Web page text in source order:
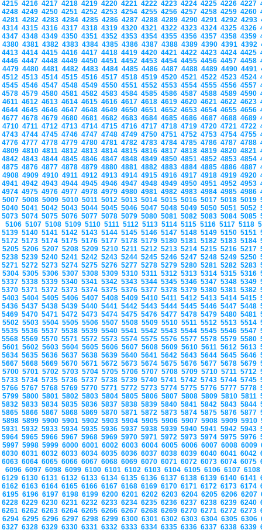
4215 4216 4217 4218 4219 4220 4221 4222 4223 4224 4225 4226 4227
4248 4249 4250 4251 4252 4253 4254 4255 4256 4257 4258 4259 4260
4281 4282 4283 4284 4285 4286 4287 4288 4289 4290 4291 4292 4293
4314 4315 4316 4317 4318 4319 4320 4321 4322 4323 4324 4325 4326
4347 4348 4349 4350 4351 4352 4353 4354 4355 4356 4357 4358 4359
4380 4381 4382 4383 4384 4385 4386 4387 4388 4389 4390 4391 4392
4413 4414 4415 4416 4417 4418 4419 4420 4421 4422 4423 4424 4425
4446 4447 4448 4449 4450 4451 4452 4453 4454 4455 4456 4457 4458
4479 4480 4481 4482 4483 4484 4485 4486 4487 4488 4489 4490 4491
4512 4513 4514 4515 4516 4517 4518 4519 4520 4521 4522 4523 4524
4545 4546 4547 4548 4549 4550 4551 4552 4553 4554 4555 4556 4557
4578 4579 4580 4581 4582 4583 4584 4585 4586 4587 4588 4589 4590
4611 4612 4613 4614 4615 4616 4617 4618 4619 4620 4621 4622 4623
4644 4645 4646 4647 4648 4649 4650 4651 4652 4653 4654 4655 4656
4677 4678 4679 4680 4681 4682 4683 4684 4685 4686 4687 4688 4689
4710 4711 4712 4713 4714 4715 4716 4717 4718 4719 4720 4721 4722
4743 4744 4745 4746 4747 4748 4749 4750 4751 4752 4753 4754 4755
4776 4777 4778 4779 4780 4781 4782 4783 4784 4785 4786 4787 4788
4809 4810 4811 4812 4813 4814 4815 4816 4817 4818 4819 4820 4821
4842 4843 4844 4845 4846 4847 4848 4849 4850 4851 4852 4853 4854
4875 4876 4877 4878 4879 4880 4881 4882 4883 4884 4885 4886 4887
4908 4909 4910 4911 4912 4913 4914 4915 4916 4917 4918 4919 4920
4941 4942 4943 4944 4945 4946 4947 4948 4949 4950 4951 4952 4953
4974 4975 4976 4977 4978 4979 4980 4981 4982 4983 4984 4985 4986
5007 5008 5009 5010 5011 5012 5013 5014 5015 5016 5017 5018 5019
5040 5041 5042 5043 5044 5045 5046 5047 5048 5049 5050 5051 5052
5073 5074 5075 5076 5077 5078 5079 5080 5081 5082 5083 5084 5085
5106 5107 5108 5109 5110 5111 5112 5113 5114 5115 5116 5117 5118
5139 5140 5141 5142 5143 5144 5145 5146 5147 5148 5149 5150 5151
5172 5173 5174 5175 5176 5177 5178 5179 5180 5181 5182 5183 5184
5205 5206 5207 5208 5209 5210 5211 5212 5213 5214 5215 5216 5217
5238 5239 5240 5241 5242 5243 5244 5245 5246 5247 5248 5249 5250
5271 5272 5273 5274 5275 5276 5277 5278 5279 5280 5281 5282 5283
5304 5305 5306 5307 5308 5309 5310 5311 5312 5313 5314 5315 5316
5337 5338 5339 5340 5341 5342 5343 5344 5345 5346 5347 5348 5349
5370 5371 5372 5373 5374 5375 5376 5377 5378 5379 5380 5381 5382
5403 5404 5405 5406 5407 5408 5409 5410 5411 5412 5413 5414 5415
5436 5437 5438 5439 5440 5441 5442 5443 5444 5445 5446 5447 5448
5469 5470 5471 5472 5473 5474 5475 5476 5477 5478 5479 5480 5481
5502 5503 5504 5505 5506 5507 5508 5509 5510 5511 5512 5513 5514
5535 5536 5537 5538 5539 5540 5541 5542 5543 5544 5545 5546 5547
5568 5569 5570 5571 5572 5573 5574 5575 5576 5577 5578 5579 5580
5601 5602 5603 5604 5605 5606 5607 5608 5609 5610 5611 5612 5613
5634 5635 5636 5637 5638 5639 5640 5641 5642 5643 5644 5645 5646
5667 5668 5669 5670 5671 5672 5673 5674 5675 5676 5677 5678 5679
5700 5701 5702 5703 5704 5705 5706 5707 5708 5709 5710 5711 5712
5733 5734 5735 5736 5737 5738 5739 5740 5741 5742 5743 5744 5745
5766 5767 5768 5769 5770 5771 5772 5773 5774 5775 5776 5777 5778
5799 5800 5801 5802 5803 5804 5805 5806 5807 5808 5809 5810 5811
5832 5833 5834 5835 5836 5837 5838 5839 5840 5841 5842 5843 5844
5865 5866 5867 5868 5869 5870 5871 5872 5873 5874 5875 5876 5877
5898 5899 5900 5901 5902 5903 5904 5905 5906 5907 5908 5909 5910
5931 5932 5933 5934 5935 5936 5937 5938 5939 5940 5941 5942 5943
5964 5965 5966 5967 5968 5969 5970 5971 5972 5973 5974 5975 5976
5997 5998 5999 6000 6001 6002 6003 6004 6005 6006 6007 6008 6009
6030 6031 6032 6033 6034 6035 6036 6037 6038 6039 6040 6041 6042
6063 6064 6065 6066 6067 6068 6069 6070 6071 6072 6073 6074 6075
6096 6097 6098 6099 6100 6101 6102 6103 6104 6105 6106 6107
6129 6130 6131 6132 6133 6134 6135 6136 6137 6138 6139 6140 6141
6162 6163 6164 6165 6166 6167 6168 6169 6170 6171 6172 6173 6174
6195 6196 6197 6198 6199 6200 6201 6202 6203 6204 6205 6206 6207
6228 6229 6230 6231 6232 6233 6234 6235 6236 6237 6238 6239 6240
6261 6262 6263 6264 6265 6266 6267 6268 6269 6270 6271 6272 6273
6294 6295 6296 6297 6298 6299 6300 6301 6302 6303 6304 6305 6306
6327 6328 6329 6330 6331 6332 6333 6334 6335 6336 6337 6338 6339